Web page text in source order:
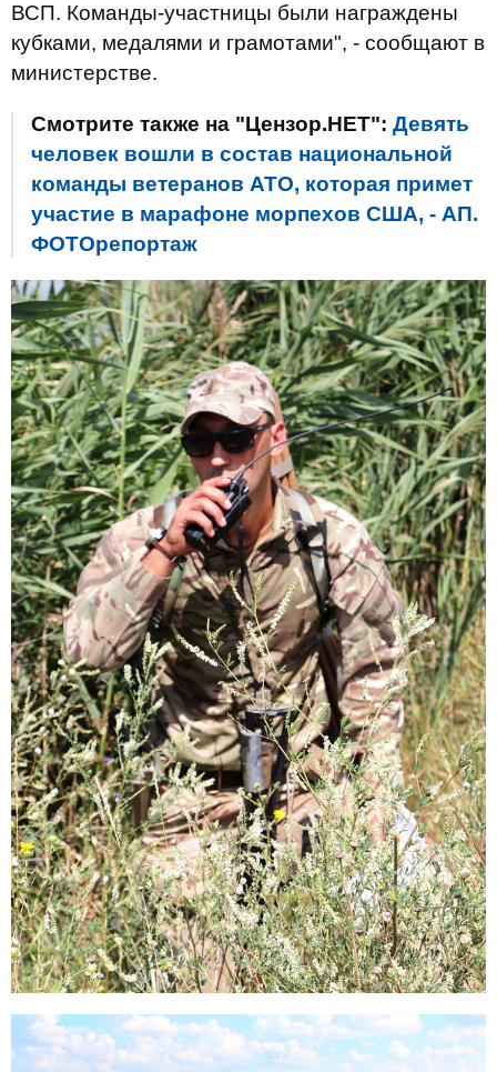
ВСП. Команды-участницы были награждены
кубками, медалями и грамотами", - сообщают в
министерстве.
Смотрите также на "Цензор.НЕТ": Девять
человек вошли в состав национальной
команды ветеранов АТО, которая примет
участие в марафоне морпехов США, - АП.
ФОТОрепортаж